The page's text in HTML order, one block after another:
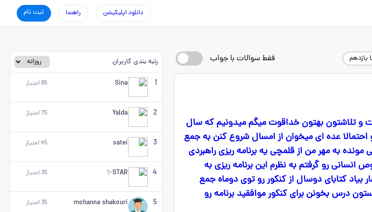
ثبت نام راهنما دانلود اپلیکیشن
فقط سوالات با جواب
و تلاشتون بهتون خداقوت میگم میدونیم که سال
عده ای میخوان از امسال شروع کنن به جمع
به مهر من از قلمچی یه برنامه ریزی راهبردی
رو گرفتم به نظرم این برنامه ریزی به
بیاد کتابای دوسال از کنکور رو توی دوماه جمع
درس بخونن برای کنکور موافقید برنامه رو
رتبه بندی کاربران
1
Sina
85امتیاز
2
Yalda
75امتیاز
3
satei
45امتیاز
4
STAR✨
35امتیاز
5
mohanna shakouri
35امتیاز